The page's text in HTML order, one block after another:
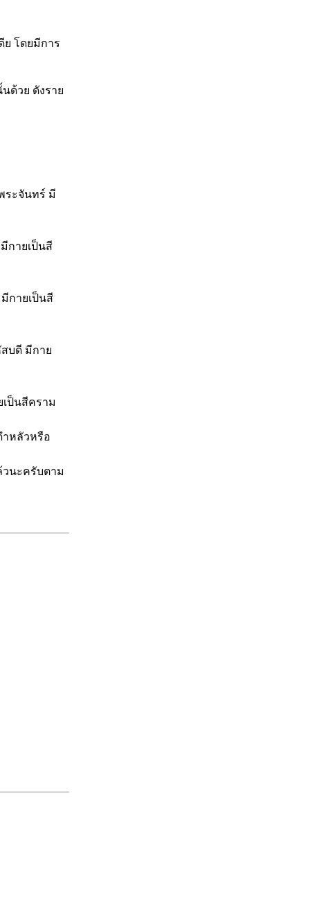
โดยมีการ
ด้วย ดังราย
ระจันทร์ มี
กายเป็นสี
กายเป็นสี
บดี มีกาย
ป็นสีคราม
ำหลัวหรือ
วนะครับตาม